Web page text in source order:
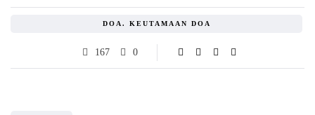
DOA. KEUTAMAAN DOA
167 0